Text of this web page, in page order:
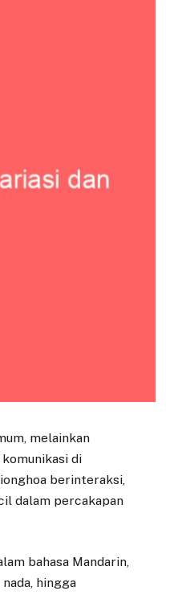
melainkan
di
berinteraksi,
dalam percakapan
bahasa Mandarin,
hingga